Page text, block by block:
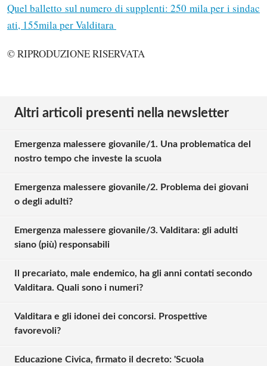
Quel balletto sul numero di supplenti: 250 mila per i sindac
ati, 155mila per Valditara
© RIPRODUZIONE RISERVATA
Altri articoli presenti nella newsletter
Emergenza malessere giovanile/1. Una problematica del
nostro tempo che investe la scuola
Emergenza malessere giovanile/2. Problema dei giovani
o degli adulti?
Emergenza malessere giovanile/3. Valditara: gli adulti
siano (più) responsabili
Il precariato, male endemico, ha gli anni contati secondo
Valditara. Quali sono i numeri?
Valditara e gli idonei dei concorsi. Prospettive
favorevoli?
Educazione Civica, firmato il decreto: 'Scuola